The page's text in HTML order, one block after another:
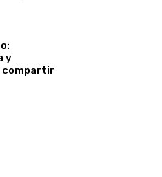
y
compartir